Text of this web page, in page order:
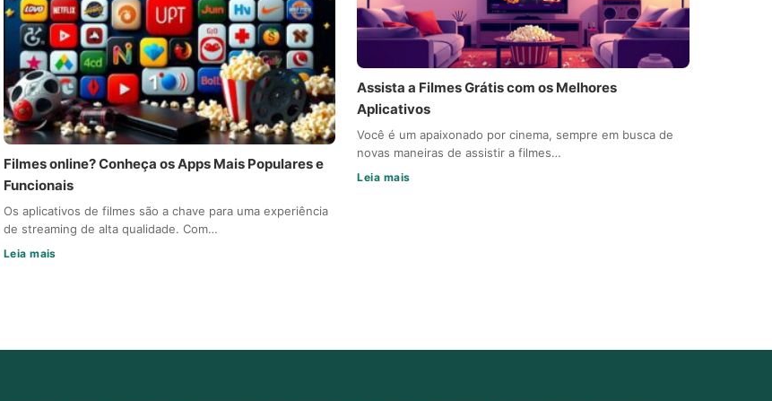
Filmes online? Conheça os Apps Mais Populares e
Funcionais
Os aplicativos de filmes são a chave para uma experiência
de streaming de alta qualidade. Com…
Leia mais
Assista a Filmes Grátis com os Melhores
Aplicativos
Você é um apaixonado por cinema, sempre em busca de
novas maneiras de assistir a filmes…
Leia mais